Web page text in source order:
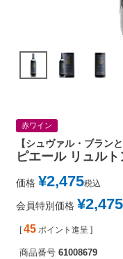
赤ワイン
【シュヴァル・ブラン
ピエール リュル
価格 ¥2,475税込
会員特別価格 ¥2,475
[ 45 ポイント進呈 ]
商品番号 61008679